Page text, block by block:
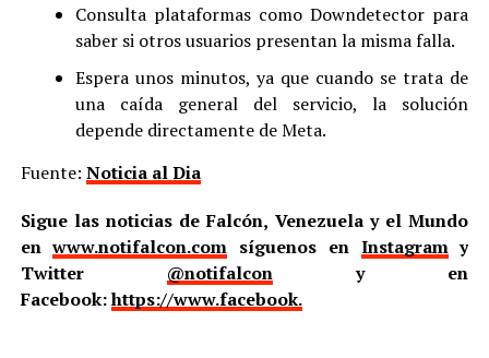
Consulta plataformas como Downdetector para
saber si otros usuarios presentan la misma falla.
Espera unos minutos, ya que cuando se trata de
una caída general del servicio, la solución
depende directamente de Meta.
Fuente: Noticia al Dia
Sigue las noticias de Falcón, Venezuela y el Mundo
enwww.notifalcon.com síguenos en Instagramy
Twitter @notifalcony en
Facebook:https://www.facebook.